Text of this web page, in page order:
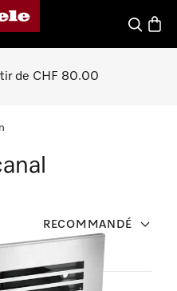
de Miele
Search
de CHF 80.00
RECOMMANDÉ